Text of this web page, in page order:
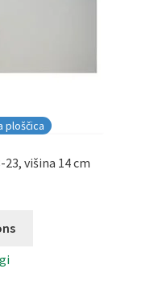
ploščica
23, višina 14 cm